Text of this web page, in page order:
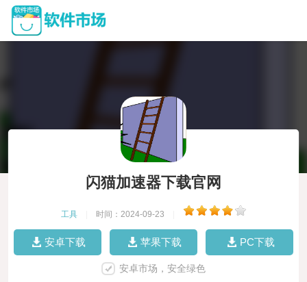
闪猫加速器下载官网
工具 时间：2024-09-23
安卓下载 苹果下载 PC下载
安卓市场，安全绿色